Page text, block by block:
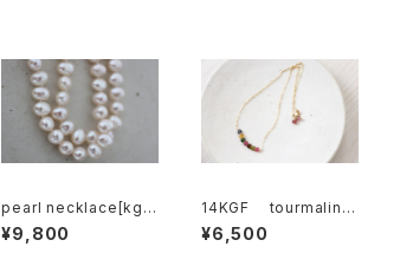
pearl necklace[kgf
5183]
¥9,800
14KGF tourmaline
necklace[nc1176]
¥6,500